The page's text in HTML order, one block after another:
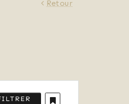
Retour